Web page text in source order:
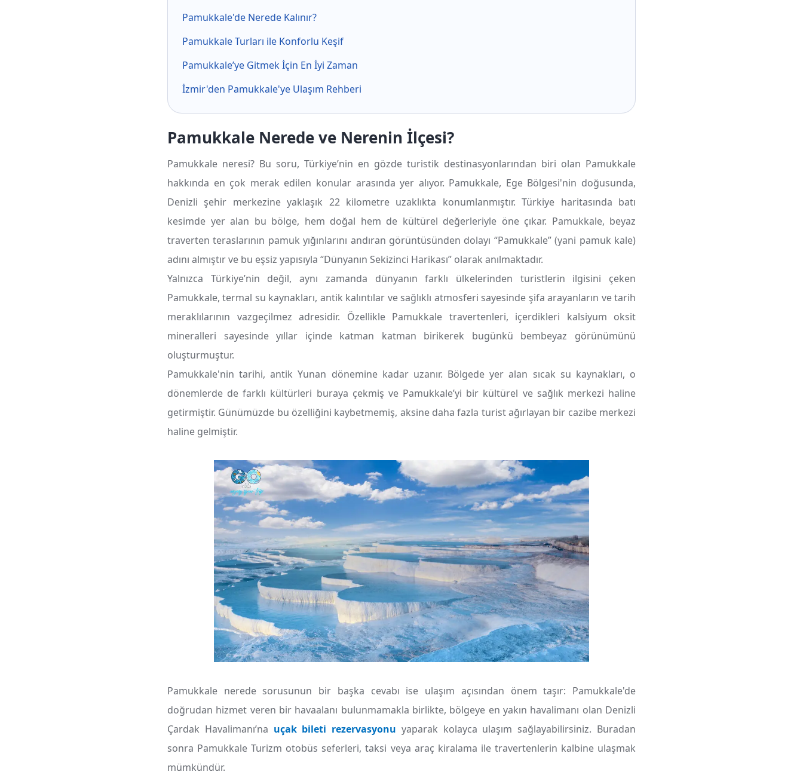
Pamukkale'de Nerede Kalınır?
Pamukkale Turları ile Konforlu Keşif
Pamukkale’ye Gitmek İçin En İyi Zaman
İzmir'den Pamukkale'ye Ulaşım Rehberi
Pamukkale Nerede ve Nerenin İlçesi?
Pamukkale neresi? Bu soru, Türkiye’nin en gözde turistik destinasyonlarından biri olan Pamukkale
hakkında en çok merak edilen konular arasında yer alıyor. Pamukkale, Ege Bölgesi'nin doğusunda,
Denizli şehir merkezine yaklaşık 22 kilometre uzaklıkta konumlanmıştır. Türkiye haritasında batı
kesimde yer alan bu bölge, hem doğal hem de kültürel değerleriyle öne çıkar. Pamukkale, beyaz
traverten teraslarının pamuk yığınlarını andıran görüntüsünden dolayı “Pamukkale” (yani pamuk kale)
adını almıştır ve bu eşsiz yapısıyla “Dünyanın Sekizinci Harikası” olarak anılmaktadır.
Yalnızca Türkiye’nin değil, aynı zamanda dünyanın farklı ülkelerinden turistlerin ilgisini çeken
Pamukkale, termal su kaynakları, antik kalıntılar ve sağlıklı atmosferi sayesinde şifa arayanların ve tarih
meraklılarının vazgeçilmez adresidir. Özellikle Pamukkale travertenleri, içerdikleri kalsiyum oksit
mineralleri sayesinde yıllar içinde katman katman birikerek bugünkü bembeyaz görünümünü
oluşturmuştur.
Pamukkale'nin tarihi, antik Yunan dönemine kadar uzanır. Bölgede yer alan sıcak su kaynakları, o
dönemlerde de farklı kültürleri buraya çekmiş ve Pamukkale’yi bir kültürel ve sağlık merkezi haline
getirmiştir. Günümüzde bu özelliğini kaybetmemiş, aksine daha fazla turist ağırlayan bir cazibe merkezi
haline gelmiştir.
Pamukkale nerede sorusunun bir başka cevabı ise ulaşım açısından önem taşır: Pamukkale'de
doğrudan hizmet veren bir havaalanı bulunmamakla birlikte, bölgeye en yakın havalimanı olan Denizli
Çardak Havalimanı’na uçak bileti rezervasyonu yaparak kolayca ulaşım sağlayabilirsiniz. Buradan
sonra Pamukkale Turizm otobüs seferleri, taksi veya araç kiralama ile travertenlerin kalbine ulaşmak
mümkündür.